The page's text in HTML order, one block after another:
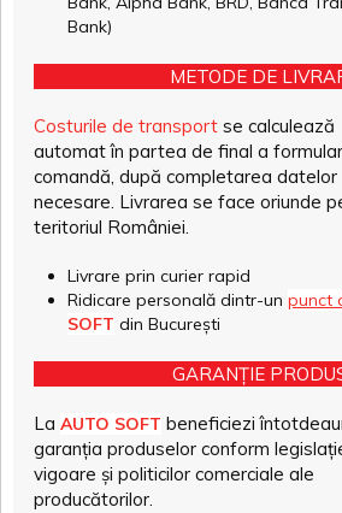
Bank)
METODE DE
Costurile de transport se calculează
automat în partea de final a
comandă, după completarea datelor
necesare. Livrarea se face oriunde
teritoriul României.
Livrare prin curier rapid
Ridicare personală dintr-un punct
SOFT din București
GARANȚIE
La AUTO SOFT beneficiezi
garanția produselor conform
vigoare și politicilor comerciale ale
producătorilor.